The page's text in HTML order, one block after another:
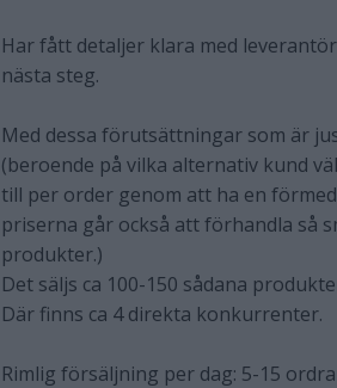
Har fått detaljer klara med
nästa steg.
Med dessa förutsättningar som är
(beroende på vilka alternativ kund
till per order genom att ha en
priserna går också att förhandla så
produkter.)
Det säljs ca 100-150 sådana
Där finns ca 4 direkta konkurrenter.
Rimlig försäljning per dag: 5-15